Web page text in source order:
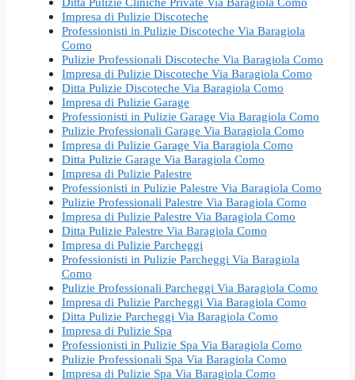
Impresa di Pulizie Discoteche
Professionisti in Pulizie Discoteche Via Baragiola
Como
Pulizie Professionali Discoteche Via Baragiola Como
Impresa di Pulizie Discoteche Via Baragiola Como
Ditta Pulizie Discoteche Via Baragiola Como
Impresa di Pulizie Garage
Professionisti in Pulizie Garage Via Baragiola Como
Pulizie Professionali Garage Via Baragiola Como
Impresa di Pulizie Garage Via Baragiola Como
Ditta Pulizie Garage Via Baragiola Como
Impresa di Pulizie Palestre
Professionisti in Pulizie Palestre Via Baragiola Como
Pulizie Professionali Palestre Via Baragiola Como
Impresa di Pulizie Palestre Via Baragiola Como
Ditta Pulizie Palestre Via Baragiola Como
Impresa di Pulizie Parcheggi
Professionisti in Pulizie Parcheggi Via Baragiola
Como
Pulizie Professionali Parcheggi Via Baragiola Como
Impresa di Pulizie Parcheggi Via Baragiola Como
Ditta Pulizie Parcheggi Via Baragiola Como
Impresa di Pulizie Spa
Professionisti in Pulizie Spa Via Baragiola Como
Pulizie Professionali Spa Via Baragiola Como
Impresa di Pulizie Spa Via Baragiola Como